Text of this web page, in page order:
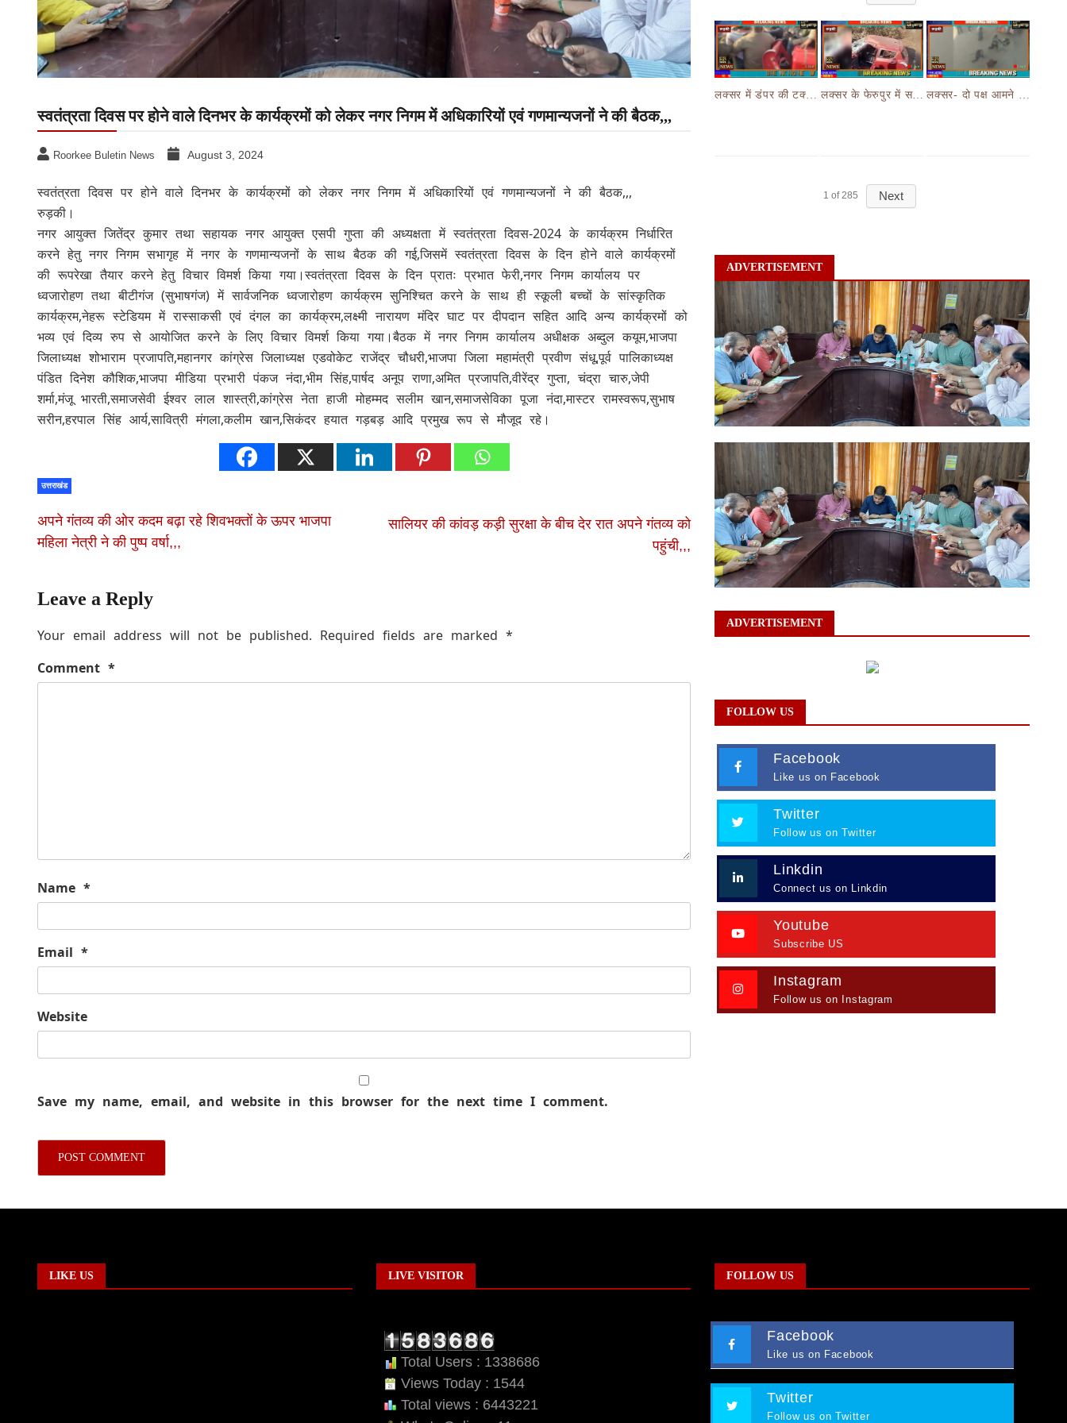
स्वतंत्रता दिवस पर होने वाले दिनभर के कार्यक्रमों को लेकर नगर निगम में अधिकारियों एवं गणमान्यजनों ने की बैठक,,,
Roorkee Buletin News August 3, 2024
स्वतंत्रता दिवस पर होने वाले दिनभर के कार्यक्रमों को लेकर नगर निगम में अधिकारियों एवं गणमान्यजनों ने की बैठक,,,
रुड़की।
नगर आयुक्त जितेंद्र कुमार तथा सहायक नगर आयुक्त एसपी गुप्ता की अध्यक्षता में स्वतंत्रता दिवस-2024 के कार्यक्रम निर्धारित
करने हेतु नगर निगम सभागृह में नगर के गणमान्यजनों के साथ बैठक की गई,जिसमें स्वतंत्रता दिवस के दिन होने वाले कार्यक्रमों
की रूपरेखा तैयार करने हेतु विचार विमर्श किया गया।स्वतंत्रता दिवस के दिन प्रातः प्रभात फेरी,नगर निगम कार्यालय पर
ध्वजारोहण तथा बीटीगंज (सुभाषगंज) में सार्वजनिक ध्वजारोहण कार्यक्रम सुनिश्चित करने के साथ ही स्कूली बच्चों के सांस्कृतिक
कार्यक्रम,नेहरू स्टेडियम में रास्साकसी एवं दंगल का कार्यक्रम,लक्ष्मी नारायण मंदिर घाट पर दीपदान सहित आदि अन्य कार्यक्रमों को
भव्य एवं दिव्य रुप से आयोजित करने के लिए विचार विमर्श किया गया।बैठक में नगर निगम कार्यालय अधीक्षक अब्दुल कयूम,भाजपा
जिलाध्यक्ष शोभाराम प्रजापति,महानगर कांग्रेस जिलाध्यक्ष एडवोकेट राजेंद्र चौधरी,भाजपा जिला महामंत्री प्रवीण संधू,पूर्व पालिकाध्यक्ष
पंडित दिनेश कौशिक,भाजपा मीडिया प्रभारी पंकज नंदा,भीम सिंह,पार्षद अनूप राणा,अमित प्रजापति,वीरेंद्र गुप्ता, चंद्रा चारु,जेपी
शर्मा,मंजू भारती,समाजसेवी ईश्वर लाल शास्त्री,कांग्रेस नेता हाजी मोहम्मद सलीम खान,समाजसेविका पूजा नंदा,मास्टर रामस्वरूप,सुभाष
सरीन,हरपाल सिंह आर्य,सावित्री मंगला,कलीम खान,सिकंदर हयात गड़बड़ आदि प्रमुख रूप से मौजूद रहे।
उत्तराखंड
अपने गंतव्य की ओर कदम बढ़ा रहे शिवभक्तों के ऊपर भाजपा
महिला नेत्री ने की पुष्प वर्षा,,,
सालियर की कांवड़ कड़ी सुरक्षा के बीच देर रात अपने गंतव्य को
पहुंची,,,
Leave a Reply
Your email address will not be published. Required fields are marked *
Comment *
Name *
Email *
Website
Save my name, email, and website in this browser for the next time I comment.
लक्सर में डंपर की टक्कर से मासूम बच्चे की मौत के बाद हंगामा,आक्रोशित भीड़ ने डंपर चालक की करी पिटाई लक्सर के फेरुपुर में सड़क हादसे ने छीनी तीन लोगों की जान,कार और ई रिक्शा की भयानक हुई टक्कर
1 of 285 Next
ADVERTISEMENT
ADVERTISEMENT
FOLLOW US
Facebook
Like us on Facebook
Twitter
Follow us on Twitter
Linkdin
Connect us on Linkdin
Youtube
Subscribe US
Instagram
Follow us on Instagram
LIKE US LIVE VISITOR
Total Users : 1338686
Views Today : 1544
Total views : 6443221
FOLLOW US
Facebook
Like us on Facebook
Twitter
Follow us on Twitter